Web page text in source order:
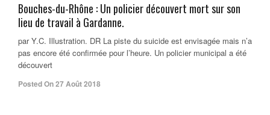
Bouches-du-Rhône : Un policier découvert mort sur son
lieu de travail à Gardanne.
par Y.C. Illustration. DR La piste du suicide est envisagée mais n’a
pas encore été confirmée pour l’heure. Un policier municipal a été
découvert
Posted On 27 Août 2018